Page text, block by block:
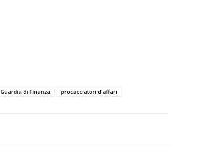
Guardia di Finanza procacciatori d'affari